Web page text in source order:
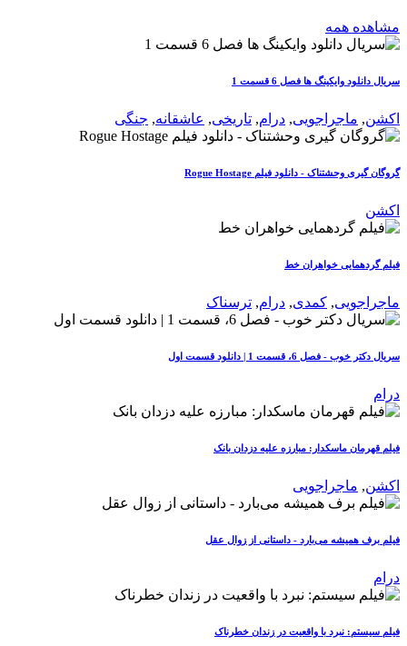
مشاهده همه
سریال دانلود وایکینگ ها فصل 6 قسمت 1
اکشن, ماجراجویی, درام, تاریخی, عاشقانه, جنگی
گروگان گیری وحشتناک - دانلود فیلم Rogue Hostage
اکشن
فیلم گردهمایی خواهران خط
ماجراجویی, کمدی, درام, ترسناک
سریال دکتر خوب - فصل 6، قسمت 1 | دانلود قسمت اول
درام
فیلم قهرمان ماسکدار: مبارزه علیه دزدان بانک
اکشن, ماجراجویی
فیلم برف همیشه می‌بارد - داستانی از زوال عقل
درام
فیلم سیستم: نبرد با واقعیت در زندان خطرناک